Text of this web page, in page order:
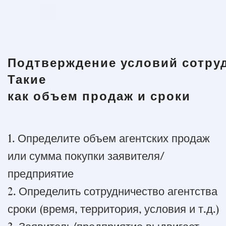
Подтверждение условий
Такие
как объем продаж и сроки
1. Определите объем агентских продаж
или сумма покупки заявителя/
предприятие
2. Определить сотрудничество агентства
сроки (время, территория, условия и т.д.)